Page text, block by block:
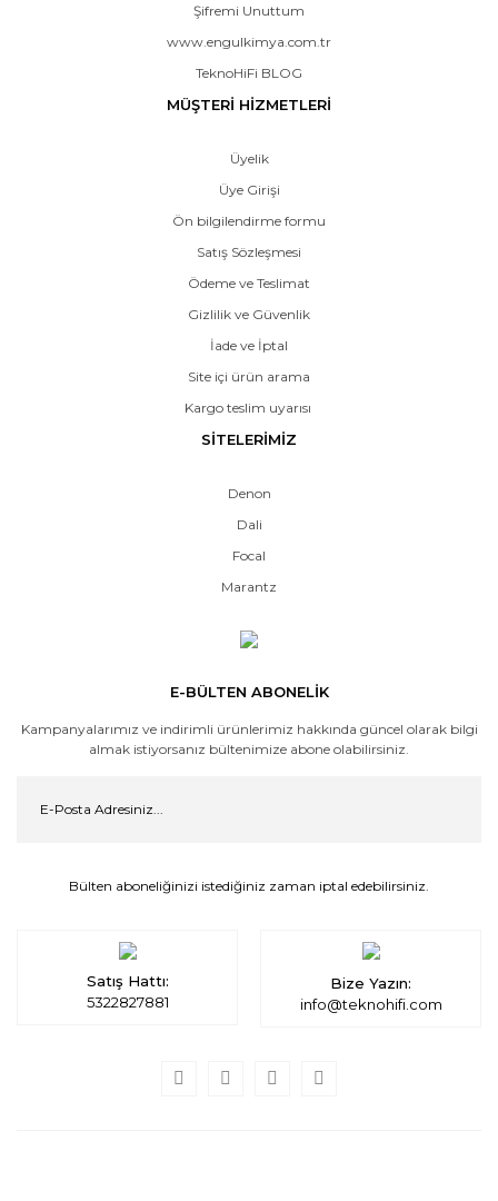
Şifremi Unuttum
www.engulkimya.com.tr
TeknoHiFi BLOG
MÜŞTERİ HİZMETLERİ
Üyelik
Üye Girişi
Ön bilgilendirme formu
Satış Sözleşmesi
Ödeme ve Teslimat
Gizlilik ve Güvenlik
İade ve İptal
Site içi ürün arama
Kargo teslim uyarısı
SİTELERİMİZ
Denon
Dali
Focal
Marantz
E-BÜLTEN ABONELİK
Kampanyalarımız ve indirimli ürünlerimiz hakkında güncel olarak bilgi
almak istiyorsanız bültenimize abone olabilirsiniz.
Bülten aboneliğinizi istediğiniz zaman iptal edebilirsiniz.
Satış Hattı:
5322827881
Bize Yazın:
info@teknohifi.com